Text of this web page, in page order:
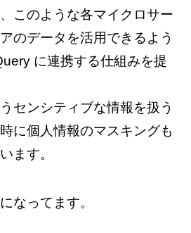
このような各マイクロサー
のデータを活用できるよう
に連携する仕組みを提
センシティブな情報を扱う
に個人情報のマスキングも
ます。
なってます。